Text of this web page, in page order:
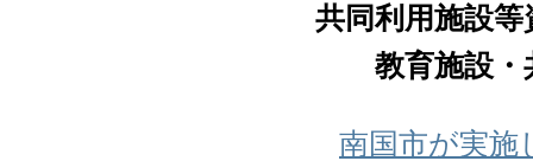
共同利用施設
教育施設・
南国市が実